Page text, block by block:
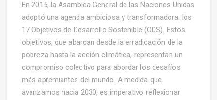
En 2015, la Asamblea General de las Naciones Unidas
adoptó una agenda ambiciosa y transformadora: los
17 Objetivos de Desarrollo Sostenible (ODS). Estos
objetivos, que abarcan desde la erradicación de la
pobreza hasta la acción climática, representan un
compromiso colectivo para abordar los desafíos
más apremiantes del mundo. A medida que
avanzamos hacia 2030, es imperativo reflexionar